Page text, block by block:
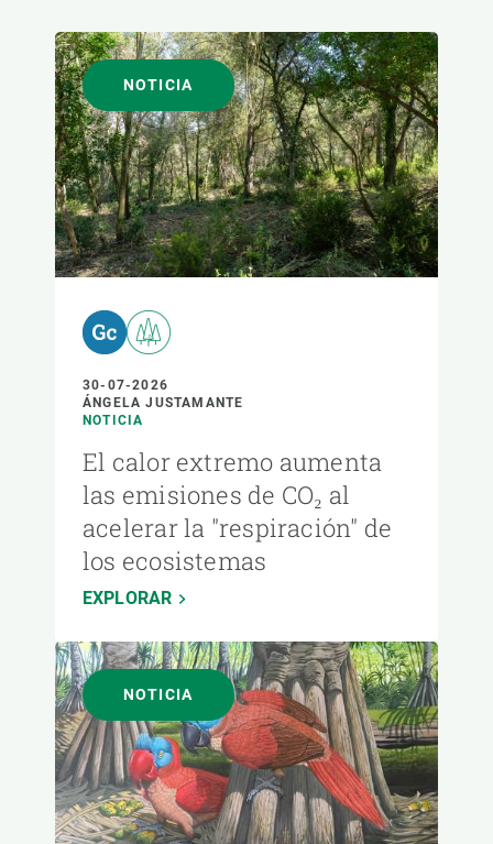
NOTICIA
30-07-2026
ÁNGELA JUSTAMANTE
NOTICIA
El calor extremo aumenta
las emisiones de CO₂ al
acelerar la "respiración" de
los ecosistemas
EXPLORAR
NOTICIA